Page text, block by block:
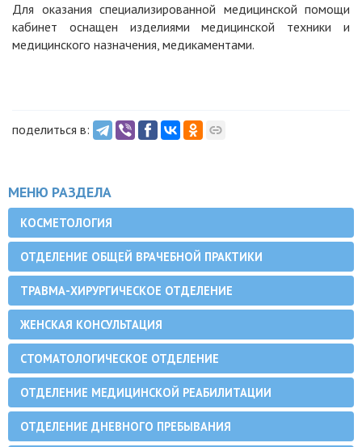
Для оказания специализированной медицинской помощи
кабинет оснащен изделиями медицинской техники и
медицинского назначения, медикаментами.
поделиться в:
МЕНЮ РАЗДЕЛА
КОСМЕТОЛОГИЯ
ОТДЕЛЕНИЕ ОБЩЕЙ ВРАЧЕБНОЙ ПРАКТИКИ
ТРАВМА-ХИРУРГИЧЕСКОЕ ОТДЕЛЕНИЕ
ЖЕНСКАЯ КОНСУЛЬТАЦИЯ
СТОМАТОЛОГИЧЕСКОЕ ОТДЕЛЕНИЕ
ОТДЕЛЕНИЕ МЕДИЦИНСКОЙ РЕАБИЛИТАЦИИ
ОТДЕЛЕНИЕ ДНЕВНОГО ПРЕБЫВАНИЯ